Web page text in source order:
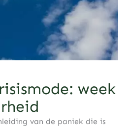
week
van de paniek die is